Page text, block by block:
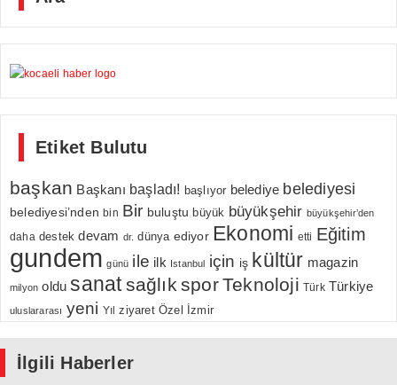
Etiket Bulutu
başkan Başkanı başladı! başlıyor belediye belediyesi
belediyesi’nden bin Bir buluştu büyük büyükşehir büyükşehir’den
daha destek devam dr. dünya ediyor Ekonomi etti Eğitim
gundem günü ile ilk Istanbul için iş kültür magazin
milyon oldu sanatsağlık sporTeknoloji Türk Türkiye
uluslararası yeni Yıl ziyaret Özel İzmir
İlgili Haberler